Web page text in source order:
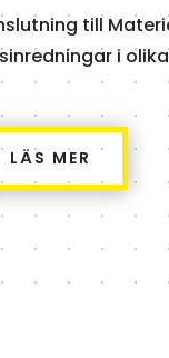
till
i olika
LÄS MER